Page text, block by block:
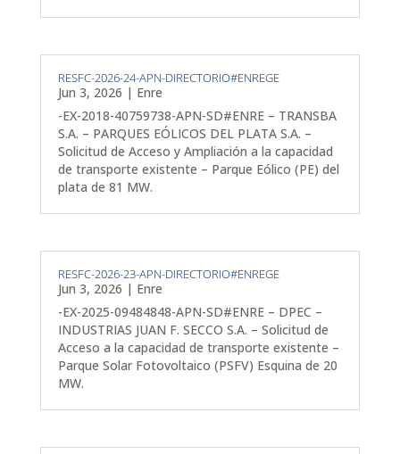
RESFC-2026-24-APN-DIRECTORIO#ENREGE
Jun 3, 2026 | Enre
-EX-2018-40759738-APN-SD#ENRE – TRANSBA
S.A. – PARQUES EÓLICOS DEL PLATA S.A. –
Solicitud de Acceso y Ampliación a la capacidad
de transporte existente – Parque Eólico (PE) del
plata de 81 MW.
RESFC-2026-23-APN-DIRECTORIO#ENREGE
Jun 3, 2026 | Enre
-EX-2025-09484848-APN-SD#ENRE – DPEC –
INDUSTRIAS JUAN F. SECCO S.A. – Solicitud de
Acceso a la capacidad de transporte existente –
Parque Solar Fotovoltaico (PSFV) Esquina de 20
MW.